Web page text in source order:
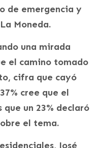
de emergencia y
Moneda.
una mirada
el camino tomado
cifra que cayó
cree que el
un 23% declaró
el tema.
José